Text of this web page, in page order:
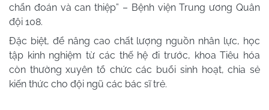
chẩn đoán và can thiệp” – Bệnh viện Trung ương Quân
đội 108.
Đặc biệt, để nâng cao chất lượng nguồn nhân lực, học
tập kinh nghiệm từ các thế hệ đi trước, khoa Tiêu hóa
còn thường xuyên tổ chức các buổi sinh hoạt, chia sẻ
kiến thức cho đội ngũ các bác sĩ trẻ.